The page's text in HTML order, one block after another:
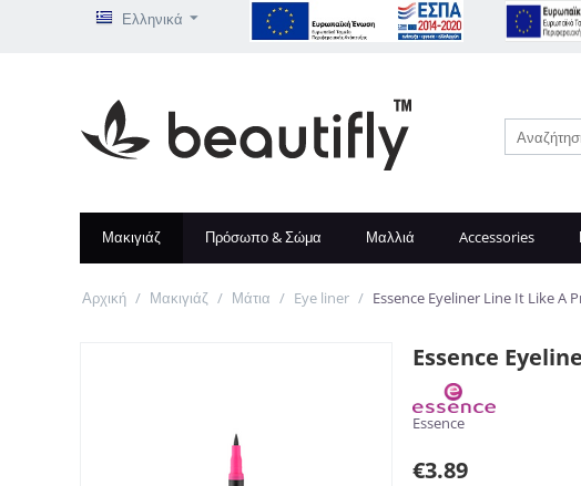
Ελληνικά
Μακιγιάζ Πρόσωπο & Σώμα Μαλλιά Accessories
Αρχική / Μακιγιάζ / Μάτια / Eye liner / Essence Eyeliner Line It Like A
Essence
Essence
€3.89